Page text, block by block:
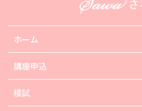
ホーム
講座申込
模試